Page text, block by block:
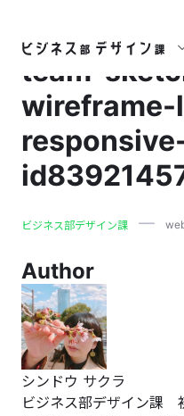
website-
team-
ビジネス部デザイン課
Author
シンドウ サクラ
ビジネス部デザイン課